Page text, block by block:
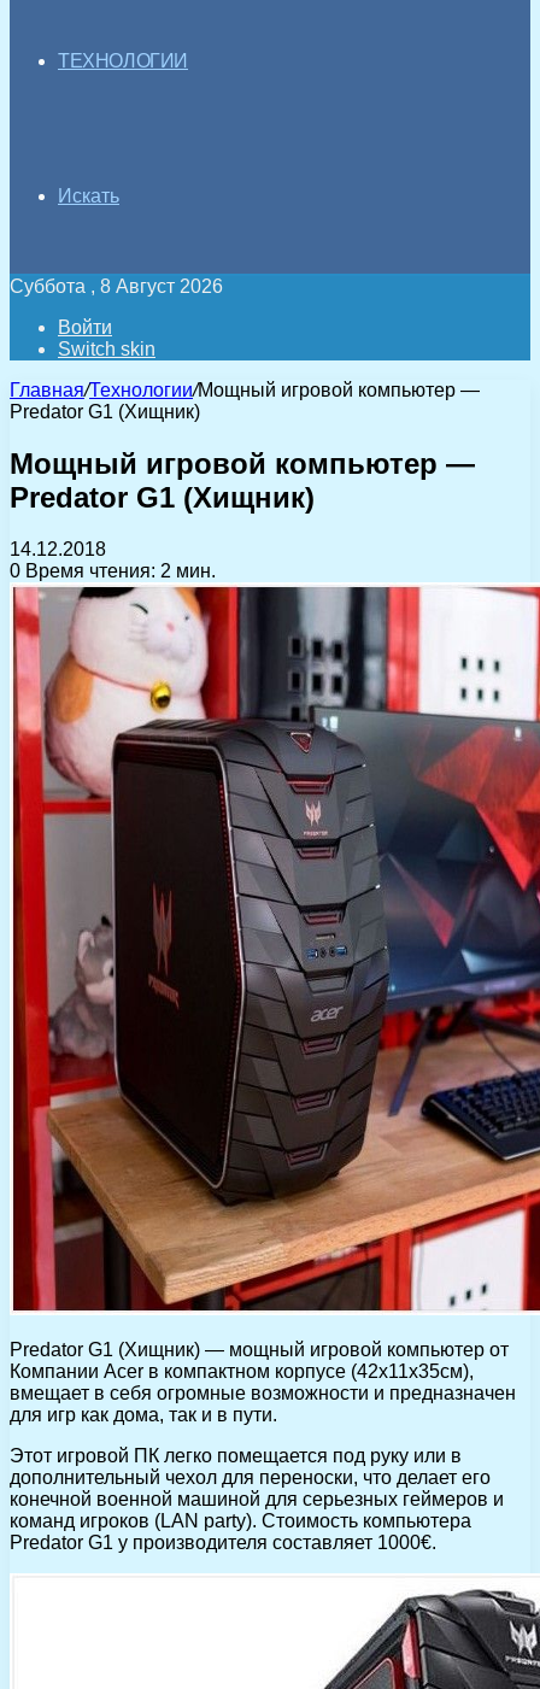
ТЕХНОЛОГИИ
Искать
Суббота , 8 Август 2026
Войти
Switch skin
Главная/Технологии/Мощный игровой компьютер —
Predator G1 (Хищник)
Мощный игровой компьютер —
Predator G1 (Хищник)
14.12.2018
0 Время чтения: 2 мин.
Predator G1 (Хищник) — мощный игровой компьютер от
Компании Acer в компактном корпусе (42x11x35см),
вмещает в себя огромные возможности и предназначен
для игр как дома, так и в пути.
Этот игровой ПК легко помещается под руку или в
дополнительный чехол для переноски, что делает его
конечной военной машиной для серьезных геймеров и
команд игроков (LAN party). Стоимость компьютера
Predator G1 у производителя составляет 1000€.